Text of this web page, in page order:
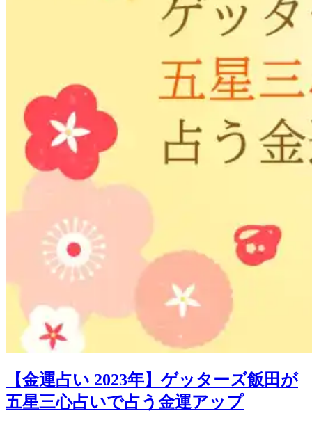
【金運占い 2023年】ゲッターズ飯田が
五星三心占いで占う金運アップ